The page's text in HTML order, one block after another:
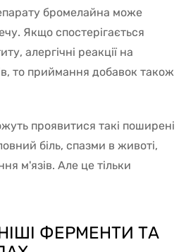
бромелайна може
Якщо спостерігається
алергічні реакції на
то приймання добавок також
проявитися такі поширені
біль, спазми в животі,
м'язів. Але це тільки
ФЕРМЕНТИ ТА